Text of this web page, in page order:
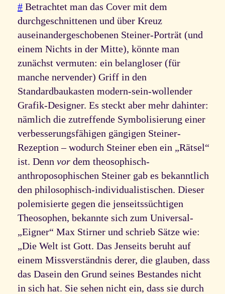
#Betrachtet man das Cover mit dem
durchgeschnittenen und über Kreuz
auseinandergeschobenen Steiner-Porträt (und
einem Nichts in der Mitte), könnte man
zunächst vermuten: ein belangloser (für
manche nervender) Griff in den
Standardbaukasten modern-sein-wollender
Grafik-Designer. Es steckt aber mehr dahinter:
nämlich die zutreffende Symbolisierung einer
verbesserungsfähigen gängigen Steiner-
Rezeption – wodurch Steiner eben ein „Rätsel“
ist. Denn vordem theosophisch-
anthroposophischen Steiner gab es bekanntlich
den philosophisch-individualistischen. Dieser
polemisierte gegen die jenseitssüchtigen
Theosophen, bekannte sich zum Universal-
„Eigner“ Max Stirner und schrieb Sätze wie:
„Die Welt ist Gott. Das Jenseits beruht auf
einem Missverständnis derer, die glauben, dass
das Dasein den Grund seines Bestandes nicht
in sich hat. Sie sehen nicht ein, dass sie durch